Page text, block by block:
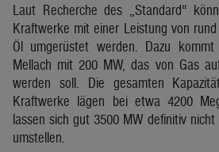
Laut Recherche des „Standard“
Kraftwerke mit einer Leistung von
Öl umgerüstet werden. Dazu
Mellach mit 200 MW, das von Gas
werden soll. Die gesamten
Kraftwerke lägen bei etwa 4200
lassen sich gut 3500 MW definitiv nicht
umstellen.